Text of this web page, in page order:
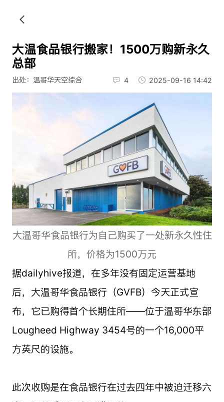
大温食品银行搬家！1500万购新永久
总部
出处：温哥华天空综合 4 2025-09-16 14:42
大温哥华食品银行为自己购买了一处新永久性住
所，价格为1500万元
据dailyhive报道，在多年没有固定运营基地
后，大温哥华食品银行（GVFB）今天正式宣
布，它已购得首个长期住所——位于温哥华东部
Lougheed Highway 3454号的一个16,000平
方英尺的设施。
此次收购是在食品银行在过去四年中被迫迁移六